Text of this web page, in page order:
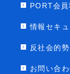
PORT会員
情報セキ
反社会的
お問い合